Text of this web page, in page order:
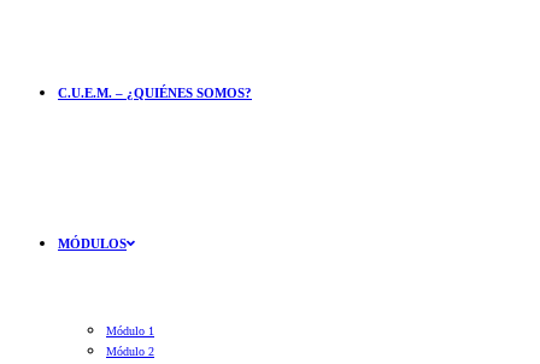
C.U.E.M. – ¿QUIÉNES SOMOS?
MÓDULOS
Módulo 1
Módulo 2